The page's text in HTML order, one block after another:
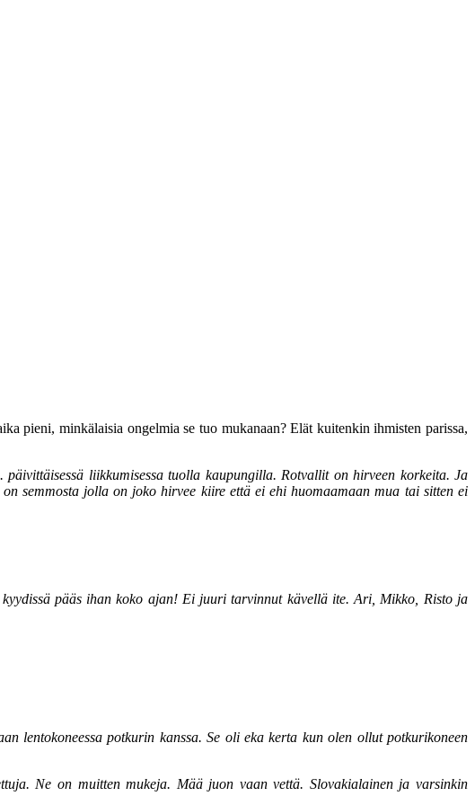
pieni, minkälaisia ongelmia se tuo mukanaan? Elät kuitenkin ihmisten parissa,
liikkumisessa tuolla kaupungilla. Rotvallit on hirveen korkeita. Ja
semmosta jolla on joko hirvee kiire että ei ehi huomaamaan mua tai sitten ei
pääs ihan koko ajan! Ei juuri tarvinnut kävellä ite. Ari, Mikko, Risto ja
lentokoneessa potkurin kanssa. Se oli eka kerta kun olen ollut potkurikoneen
Ne on muitten mukeja. Mää juon vaan vettä. Slovakialainen ja varsinkin